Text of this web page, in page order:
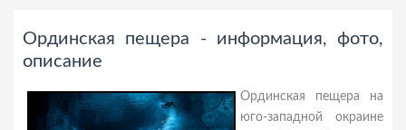
Ординская пещера - информация, фото,
описание
Ординская пещера на
юго-западной окраине